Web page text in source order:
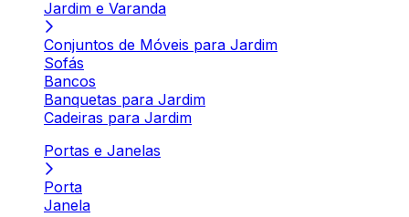
Jardim e Varanda
Conjuntos de Móveis para Jardim
Sofás
Bancos
Banquetas para Jardim
Cadeiras para Jardim
Portas e Janelas
Porta
Janela